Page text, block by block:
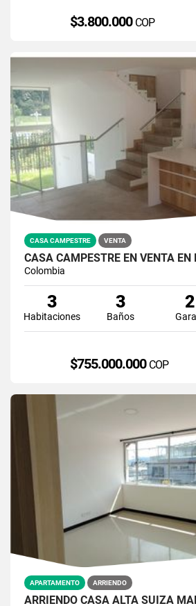
$3.800.000 COP
CASA CAMPESTRE VENTA
CASA CAMPESTRE EN VENTA EN
Colombia
3
Habitaciones
3
Baños
2
$755.000.000 COP
APARTAMENTO ARRIENDO
ARRIENDO CASA ALTA SUIZA